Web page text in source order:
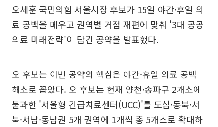
오세훈 국민의힘 서울시장 후보가 15일 야간·휴일 의
료 공백을 메우고 권역별 거점 재편에 맞춰 '3대 공공
의료 미래전략'이 담긴 공약을 발표했다.
오 후보는 이번 공약의 핵심은 야간·휴일 의료 공백
해소로 꼽았다. 오 후보는 현재 양천·송파구 2개소에
불과한 '서울형 긴급치료센터(UCC)'를 도심·동북·서
북·서남·동남권 5개 권역에 1개씩 총 5개소로 확대하